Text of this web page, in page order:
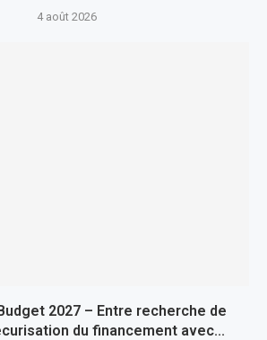
4 août 2026
2027 – Entre recherche de
du financement avec...